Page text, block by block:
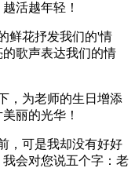
活越年轻！
鲜花抒发我们的'情
歌声表达我们的情
，为老师的生日增添
丽的光华！
，可是我却没有好好
会对您说五个字：老